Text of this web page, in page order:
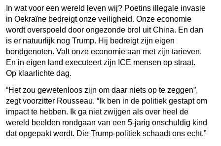
In wat voor een wereld leven wij? Poetins illegale invasie
in Oekraïne bedreigt onze veiligheid. Onze economie
wordt overspoeld door ongezonde brol uit China. En dan
is er natuurlijk nog Trump. Hij bedreigt zijn eigen
bondgenoten. Valt onze economie aan met zijn tarieven.
En in eigen land executeert zijn ICE mensen op straat.
Op klaarlichte dag.
“Het zou gewetenloos zijn om daar niets op te zeggen”,
zegt voorzitter Rousseau. “Ik ben in de politiek gestapt om
impact te hebben. Ik ga niet zwijgen als over heel de
wereld beelden rondgaan van een 5-jarig onschuldig kind
dat opgepakt wordt. Die Trump-politiek schaadt ons echt.”